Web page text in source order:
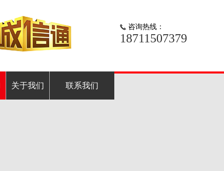
咨询热线：
18711507379
关于我们 联系我们